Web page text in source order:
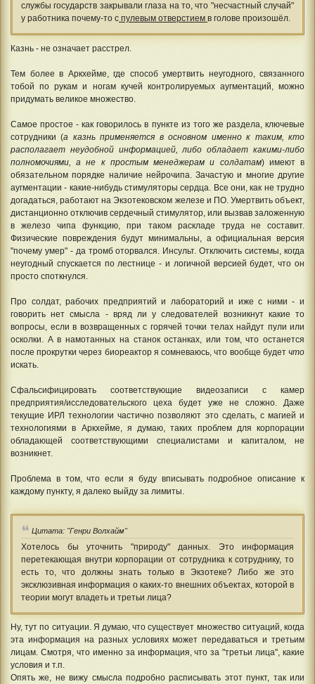
службы государств закрывали глаза на то, что "несчастный случай"
у работника почему-то с пулевым отверстием в голове произошёл.
Казнь - не означает расстрел.
Тем более в Аркхейме, где способ умертвить неугодного, связанного
тобой по рукам и ногам кучей контролируемых аугментаций, можно
придумать великое множество.
Самое простое - как говорилось в пункте из того же раздела, ключевые
сотрудники (а казнь применяется в основном именно к таким, кто
располагает неудобной информацией, либо обладает какими-либо
полномочиями, а не к простым менеджерам и солдатам) имеют в
обязательном порядке наличие нейрочипа. Зачастую и многие другие
аугментации - какие-нибудь стимуляторы сердца. Все они, как не трудно
догадаться, работают на Экзотековском железе и ПО. Умертвить объект,
дистанционно отключив сердечный стимулятор, или вызвав заложенную
в железо чипа функцию, при таком раскладе труда не составит.
Физические повреждения будут минимальны, а официальная версия
"почему умер" - да тромб оторвался. Инсульт. Отключить системы, когда
неугодный спускается по лестнице - и логичной версией будет, что он
просто споткнулся.
Про солдат, рабочих предприятий и лабораторий и иже с ними - и
говорить нет смысла - вряд ли у следователей возникнут какие то
вопросы, если в возвращенных с горячей точки телах найдут пули или
осколки. А в намотанных на станок останках, или том, что останется
после прокрутки через биореактор я сомневаюсь, что вообще будет что
искать.
Сфальсифицировать соответствующие видеозаписи с камер
предприятия/исследовательского цеха будет уже не сложно. Даже
текущие ИРЛ технологии частично позволяют это сделать, с магией и
технологиями в Аркхейме, я думаю, таких проблем для корпорации
обладающей соответствующими специалистами и капиталом, не
возникнет.
Проблема в том, что если я буду вписывать подробное описание к
каждому пункту, я далеко выйду за лимиты.
Цитата: "Генри Волхайм"
Хотелось бы уточнить "природу" данных. Это информация
перетекающая внутри корпорации от сотрудника к сотруднику, то
есть то, что должны знать только в Экзотеке? Либо же это
эксклюзивная информация о каких-то внешних объектах, которой в
теории могут владеть и третьи лица?
Ну, тут по ситуации. Я думаю, что существует множество ситуаций, когда
эта информация на разных условиях может передаваться и третьим
лицам. Смотря, что именно за информация, что за "третьи лица", какие
условия и т.п.
Опять же, не вижу смысла подробно расписывать этот пункт, так или